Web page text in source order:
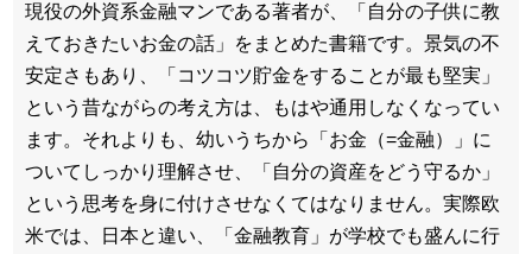
現役の外資系金融マンである著者が、「自分の子供に教
えておきたいお金の話」をまとめた書籍です。景気の不
安定さもあり、「コツコツ貯金をすることが最も堅実」
という昔ながらの考え方は、もはや通用しなくなってい
ます。それよりも、幼いうちから「お金（=金融）」に
ついてしっかり理解させ、「自分の資産をどう守るか」
という思考を身に付けさせなくてはなりません。実際欧
米では、日本と違い、「金融教育」が学校でも盛んに行